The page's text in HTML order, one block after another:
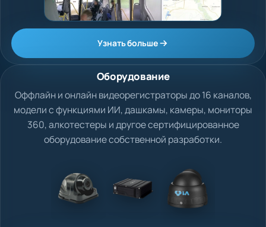
Узнать больше
Оборудование
Оффлайн и онлайн видеорегистраторы до 16 каналов,
модели с функциями ИИ, дашкамы, камеры, мониторы
360, алкотестеры и другое сертифицированное
оборудование собственной разработки.